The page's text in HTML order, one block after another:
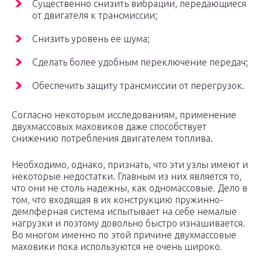
Существенно снизить вибрации, передающиеся
от двигателя к трансмиссии;
Снизить уровень ее шума;
Сделать более удобным переключение передач;
Обеспечить защиту трансмиссии от перегрузок.
Согласно некоторым исследованиям, применение
двухмассовых маховиков даже способствует
снижению потребления двигателем топлива.
Необходимо, однако, признать, что эти узлы имеют и
некоторые недостатки. Главным из них является то,
что они не столь надежны, как одномассовые. Дело в
том, что входящая в их конструкцию пружинно-
демпферная система испытывает на себе немалые
нагрузки и поэтому довольно быстро изнашивается.
Во многом именно по этой причине двухмассовые
маховики пока используются не очень широко.